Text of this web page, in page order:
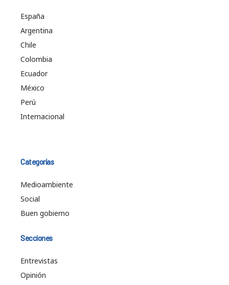
España
Argentina
Chile
Colombia
Ecuador
México
Perú
Internacional
Categorías
Medioambiente
Social
Buen gobierno
Secciones
Entrevistas
Opinión